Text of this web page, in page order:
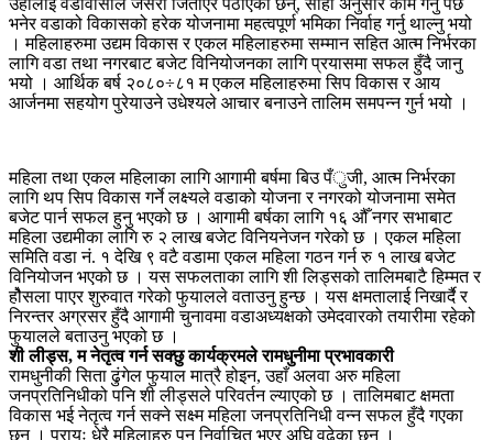
भनेर वडाको विकासको हरेक योजनामा महत्वपूर्ण भमिका निर्वाह गर्नु थाल्नु भयो
। महिलाहरुमा उद्यम विकास र एकल महिलाहरुमा सम्मान सहित आत्म निर्भरका
लागि वडा तथा नगरबाट बजेट विनियोजनका लागि प्रयासमा सफल हुँदै जानु
भयो । आर्थिक बर्ष २०८०÷८१ म एकल महिलाहरुमा सिप विकास र आय
आर्जनमा सहयोग पुरेयाउने उधेश्यले आचार बनाउने तालिम समपन्न गुर्न भयो ।
महिला तथा एकल महिलाका लागि आगामी बर्षमा बिउ पँुजी, आत्म निर्भरका
लागि थप सिप विकास गर्ने लक्ष्यले वडाको योजना र नगरको योजनामा समेत
बजेट पार्न सफल हुनु भएको छ । आगामी बर्षका लागि १६ औँ नगर सभाबाट
महिला उद्यमीका लागि रु २ लाख बजेट विनियनेजन गरेको छ । एकल महिला
समिति वडा नं. १ देखि ९ वटै वडामा एकल महिला गठन गर्न रु १ लाख बजेट
विनियोजन भएको छ । यस सफलताका लागि शी लिड्सको तालिमबाटै हिम्मत र
होैसला पाएर शुरुवात गरेको फुयालले वताउनु हुन्छ । यस क्षमतालाई निखार्दै र
निरन्तर अग्रसर हुँदै आगामी चुनावमा वडाअध्यक्षको उमेदवारको तयारीमा रहेको
फुयालले बताउनु भएको छ ।
शी लीड्स, म नेतृत्व गर्न सक्छु कार्यक्रमले रामधुनीमा प्रभावकारी
रामधुनीकी सिता ढुंगेल फुयाल मात्रै होइन, उहाँ अलवा अरु महिला
जनप्रतिनिधीको पनि शी लीड्सले परिवर्तन ल्याएको छ । तालिमबाट क्षमता
विकास भई नेतृत्व गर्न सक्ने सक्ष्म महिला जनप्रतिनिधी वन्न सफल हुँदै गएका
छन् । प्रायः धेरै महिलाहरु पुन निर्वाचित भएर अघि वढेका छन् ।